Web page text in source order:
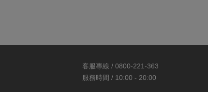
客服專線 / 0800-221-363
服務時間 / 10:00 - 20:00